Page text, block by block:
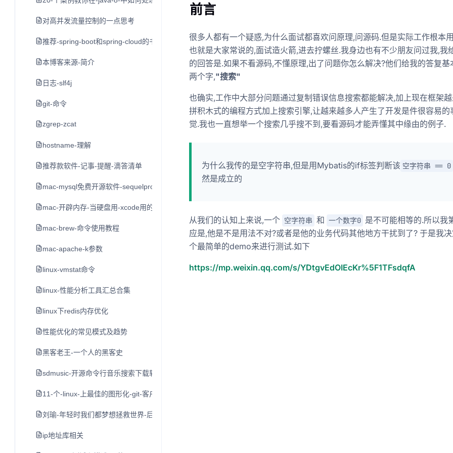
对高并发流量控制的一点思考
推荐-spring-boot和spring-cloud的书
本博客来源-简介
日志-slf4j
git-命令
zgrep-zcat
hostname-理解
推荐款软件-记事-提醒-滴答清单
mac-mysql免费开源软件-sequelpro
mac-开辟内存-当硬盘用-xcode用的-不推荐-留作学习用
mac-brew-命令使用教程
mac-apache-k参数
linux-vmstat命令
linux-性能分析工具汇总合集
linux下redis内存优化
性能优化的常见模式及趋势
黑客老王-一个人的黑客史
sdmusic-开源命令行音乐搜索下载软件
11-个-linux-上最佳的图形化-git-客户端
刘瑜-年轻时我们都梦想拯救世界-后来
ip地址库相关
前言
很多人都有一个疑惑,为什么面试都喜欢问原理,问源码.但是实际工作根本
也就是大家常说的,面试造火箭,进去拧螺丝.我身边也有不少朋友问过我,我
的回答是.如果不看源码,不懂原理,出了问题你怎么解决?他们给我的答复基
两个字,"搜索"
也确实,工作中大部分问题通过复制错误信息搜索都能解决,加上现在框架
拼积木式的编程方式加上搜索引擎,让越来越多人产生了开发是件很容易的
觉.我也一直想举一个搜索几乎搜不到,要看源码才能弄懂其中缘由的例子.
为什么我传的是空字符串,但是用Mybatis的if标签判断该 空字符串 == 0
然是成立的
从我们的认知上来说,一个 空字符串 和 一个数字0 是不可能相等的.所以我
应是,他是不是用法不对?或者是他的业务代码其他地方干扰到了? 于是我
个最简单的demo来进行测试.如下
https://mp.weixin.qq.com/s/YDtgvEdOIEcKr%5F1TFsdqfA